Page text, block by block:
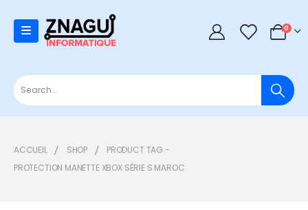
0 0
ACCUEIL SHOP
PRODUCT TAG -
PROTECTION MANETTE XBOX SÉRIE S MAROC